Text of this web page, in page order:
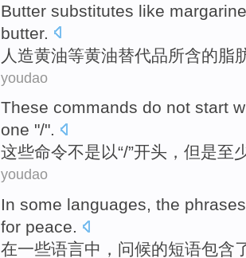
Butter substitutes like margarine
butter.
人造黄油等黄油替代品所含的脂
youdao
These commands do not start
one "/".
这些命令不是以“/”开头 ， 但是至
youdao
In some languages, the phrases
for peace.
在一些语言中 ， 问候的短语包含